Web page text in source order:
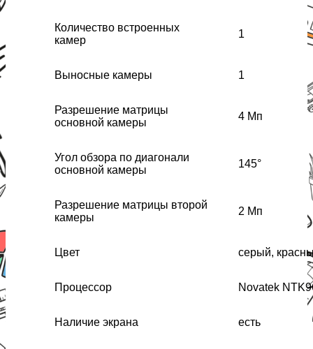
Количество встроенных
камер
1
Выносные камеры 1
Разрешение матрицы
основной камеры
4 Мп
Угол обзора по диагонали
основной камеры
145°
Разрешение матрицы второй
камеры
2 Мп
Цвет серый,
Процессор Novatek
Наличие экрана есть